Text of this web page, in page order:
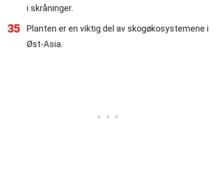
i skråninger.
35
Planten er en viktig del av skogøkosystemene i
Øst-Asia.